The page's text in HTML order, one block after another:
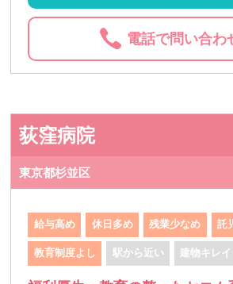
電話で問い合わ
荻窪病院
東京都杉並区
給与高め 休日多め 残業少なめ 託
教育制度よし 駅から近い 建物キレイ